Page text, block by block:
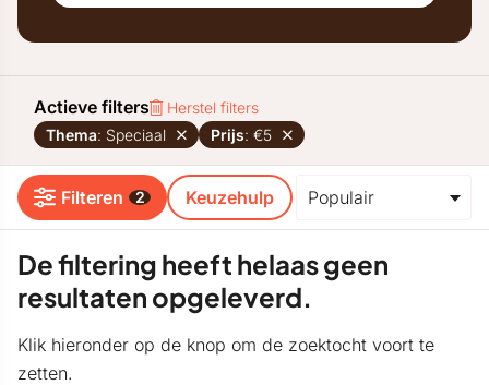
Actieve filters
Herstel filters
Thema: Speciaal Prijs: €5
Filteren 2 Keuzehulp
De filtering heeft helaas geen
resultaten opgeleverd.
Klik hieronder op de knop om de zoektocht voort te
zetten.